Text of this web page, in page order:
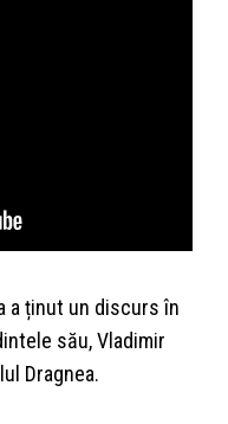
a ținut un discurs în
său, Vladimir
Dragnea.